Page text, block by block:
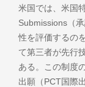
米国では、米国
Submissions（
性を評価するの
て第三者が先行
ある。この制度
出願（PCT国際